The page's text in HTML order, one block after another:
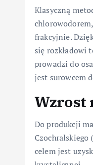
Klasyczną
frakcyjnie.
się rozkładowi
prowadzi do
jest surowcem
Wzrost
Do produkcji
Czochralskiego
celem jest